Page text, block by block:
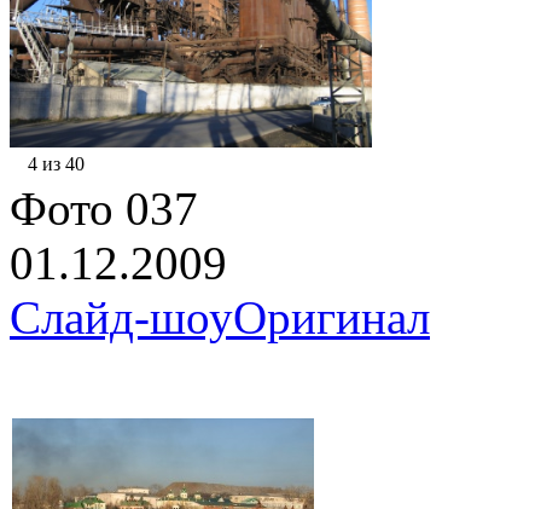
4 из 40
Фото 037
01.12.2009
Слайд-шоуОригинал